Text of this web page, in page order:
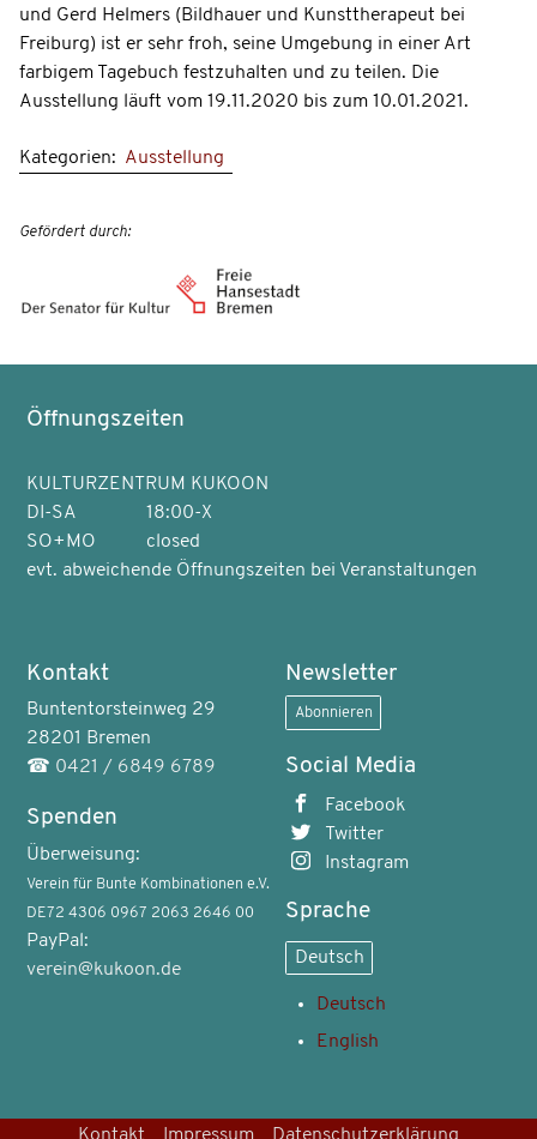
und Gerd Helmers (Bildhauer und Kunsttherapeut bei
Freiburg) ist er sehr froh, seine Umgebung in einer Art
farbigem Tagebuch festzuhalten und zu teilen. Die
Ausstellung läuft vom 19.11.2020 bis zum 10.01.2021.
Kategorien: Ausstellung
Gefördert durch:
Öffnungszeiten
KULTURZENTRUM KUKOON
DI-SA
18:00-X
SO+MO
closed
evt. abweichende Öffnungszeiten bei Veranstaltungen
Kontakt
Buntentorsteinweg 29
28201 Bremen
☎ 0421 / 6849 6789
Spenden
Überweisung:
Verein für Bunte Kombinationen e.V.
DE72 4306 0967 2063 2646 00
PayPal:
verein@kukoon.de
Newsletter
Abonnieren
Social Media
Facebook
Twitter
Instagram
Sprache
Deutsch
Deutsch
English